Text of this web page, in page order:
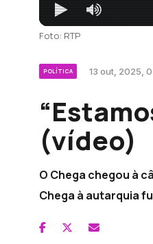
Foto: RTP
POLÍTICA 13 out, 2025,
(vídeo)
O Chega chegou à
Chega à autarquia